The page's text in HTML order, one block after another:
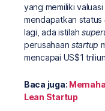
yang memiliki
mendapatkan status
lagi, ada istilah
perusahaanstartup
mencapai US$1
Baca juga:
Lean Startup